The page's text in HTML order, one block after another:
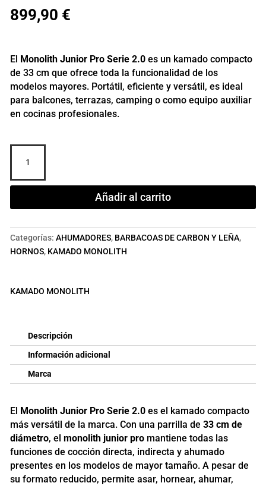
899,90 €
El Monolith Junior Pro Serie 2.0es un kamado compacto
de 33 cm que ofrece toda la funcionalidad de los
modelos mayores. Portátil, eficiente y versátil, es ideal
para balcones, terrazas, camping o como equipo auxiliar
en cocinas profesionales.
JUNIOR
33
cantidad
Añadir al carrito
Categorías: AHUMADORES, BARBACOAS DE CARBON Y LEÑA,
HORNOS, KAMADO MONOLITH
KAMADO MONOLITH
Descripción
Información adicional
Marca
El Monolith Junior Pro Serie 2.0es el kamado compacto
más versátil de la marca. Con una parrilla de 33 cm de
diámetro, el monolith junior promantiene todas las
funciones de cocción directa, indirecta y ahumado
presentes en los modelos de mayor tamaño. A pesar de
su formato reducido, permite asar, hornear, ahumar,